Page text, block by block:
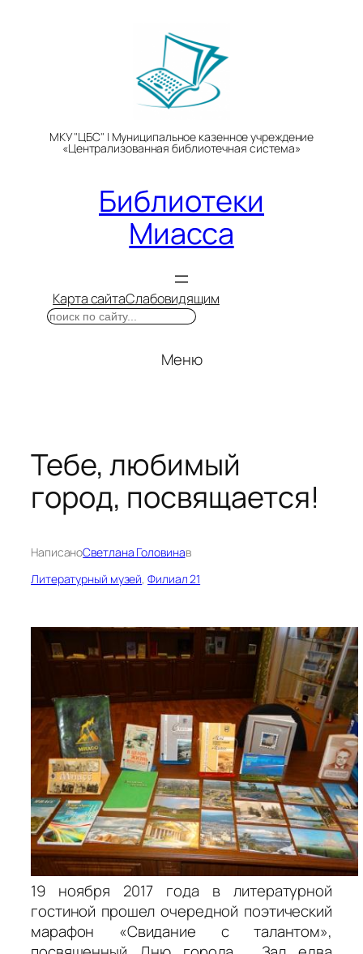
МКУ "ЦБС" | Муниципальное казенное учреждение
«Централизованная библиотечная система»
Библиотеки
Миасса
Карта сайтаСлабовидящим
Поиск
Меню
Тебе, любимый
город, посвящается!
НаписаноСветлана Головинав
Литературный музей, Филиал 21
19 ноября 2017 года в литературной
гостиной прошел очередной поэтический
марафон «Свидание с талантом»,